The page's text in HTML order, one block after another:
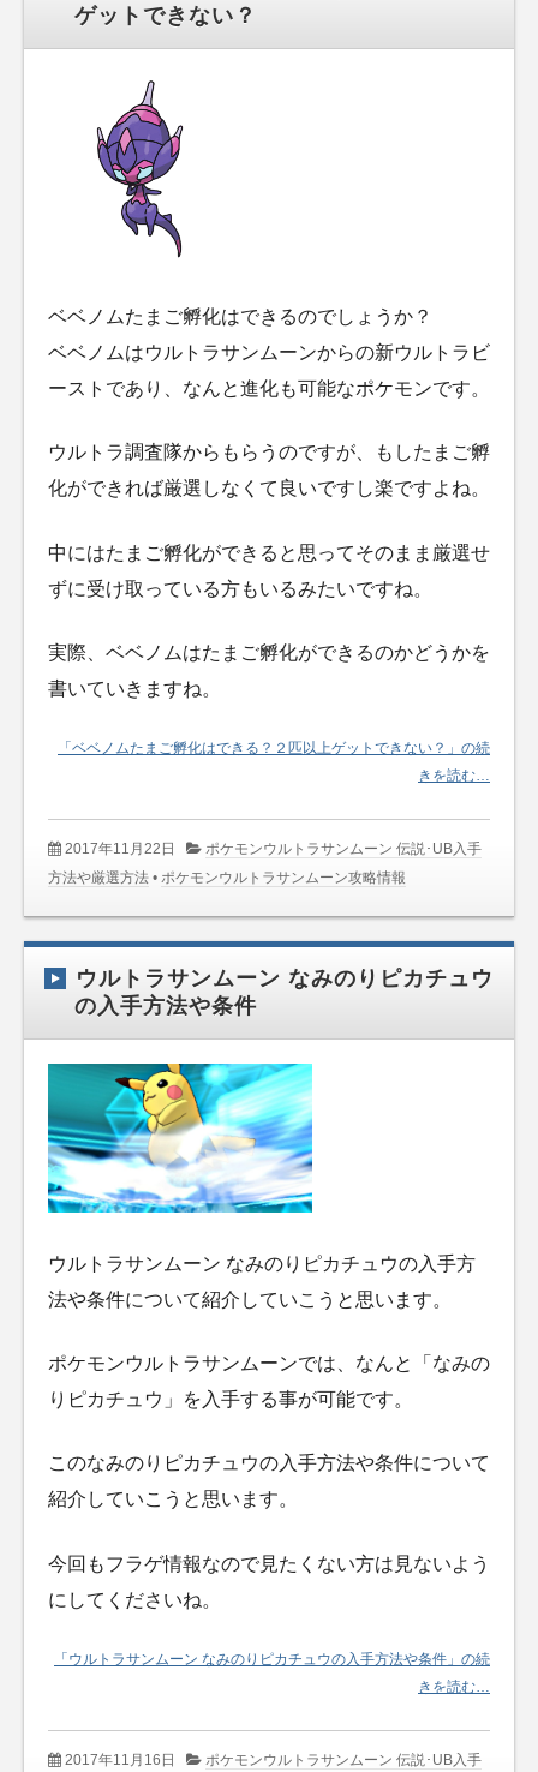
ゲットできない？
ベベノムたまご孵化はできるのでしょうか？
ベベノムはウルトラサンムーンからの新ウルトラビ
ーストであり、なんと進化も可能なポケモンです。
ウルトラ調査隊からもらうのですが、もしたまご孵
化ができれば厳選しなくて良いですし楽ですよね。
中にはたまご孵化ができると思ってそのまま厳選せ
ずに受け取っている方もいるみたいですね。
実際、ベベノムはたまご孵化ができるのかどうかを
書いていきますね。
「ベベノムたまご孵化はできる？２匹以上ゲットできない？」の続
きを読む…
2017年11月22日
ポケモンウルトラサンムーン 伝説･UB入手
方法や厳選方法 • ポケモンウルトラサンムーン攻略情報
ウルトラサンムーン なみのりピカチュウ
の入手方法や条件
ウルトラサンムーン なみのりピカチュウの入手方
法や条件について紹介していこうと思います。
ポケモンウルトラサンムーンでは、なんと「なみの
りピカチュウ」を入手する事が可能です。
このなみのりピカチュウの入手方法や条件について
紹介していこうと思います。
今回もフラゲ情報なので見たくない方は見ないよう
にしてくださいね。
「ウルトラサンムーン なみのりピカチュウの入手方法や条件」の続
きを読む…
2017年11月16日
ポケモンウルトラサンムーン 伝説･UB入手